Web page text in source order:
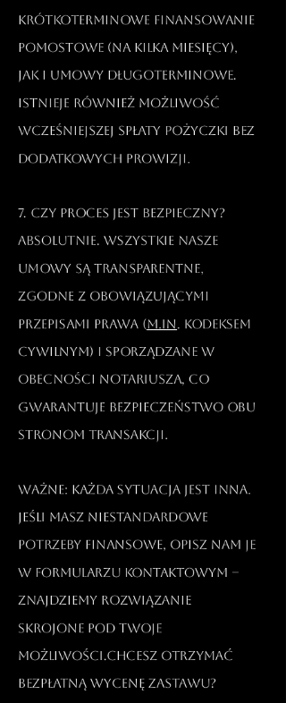
krótkoterminowe finansowanie
pomostowe (na kilka miesięcy),
jak i umowy długoterminowe.
Istnieje również możliwość
wcześniejszej spłaty pożyczki bez
dodatkowych prowizji.​
7. Czy proces jest bezpieczny?
Absolutnie. Wszystkie nasze
umowy są transparentne,
zgodne z obowiązującymi
przepisami prawa (m.in
. Kodeksem
Cywilnym) i sporządzane w
obecności notariusza, co
gwarantuje bezpieczeństwo obu
stronom transakcji.​
Ważne: Każda sytuacja jest inna.
Jeśli masz niestandardowe
potrzeby finansowe, opisz nam je
w formularzu kontaktowym –
znajdziemy rozwiązanie
skrojone pod Twoje
możliwości.Chcesz otrzymać
bezpłatną wycenę zastawu?